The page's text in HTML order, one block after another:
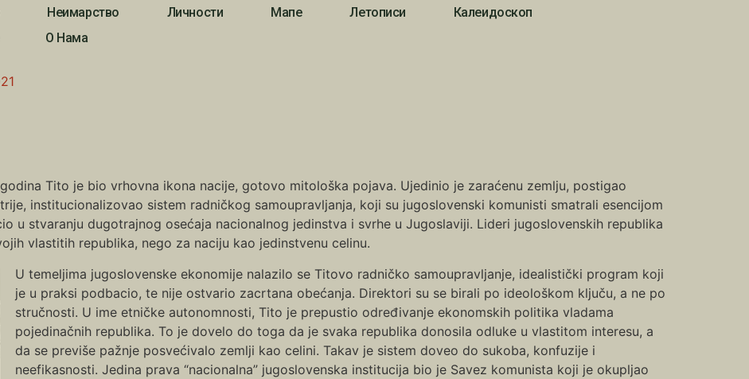
Неимарство Личности Мапе Летописи
Калеидоскоп
О Нама
Tito je bio vrhovna ikona nacije, gotovo mitološka pojava. Ujedinio je zaraćenu zemlju, postigao
institucionalizovao sistem radničkog samoupravljanja, koji su jugoslovenski komunisti smatrali esencijom
u stvaranju dugotrajnog osećaja nacionalnog jedinstva i svrhe u Jugoslaviji. Lideri jugoslovenskih republika
vlastitih republika, nego za naciju kao jedinstvenu celinu.
U temeljima jugoslovenske ekonomije nalazilo se Titovo radničko samoupravljanje, idealistički program koji
je u praksi podbacio, te nije ostvario zacrtana obećanja. Direktori su se birali po ideološkom ključu, a ne po
stručnosti. U ime etničke autonomnosti, Tito je prepustio određivanje ekonomskih politika vladama
pojedinačnih republika. To je dovelo do toga da je svaka republika donosila odluke u vlastitom interesu, a
da se previše pažnje posvećivalo zemlji kao celini. Takav je sistem doveo do sukoba, konfuzije i
neefikasnosti. Jedina prava “nacionalna” jugoslovenska institucija bio je Savez komunista koji je okupljao